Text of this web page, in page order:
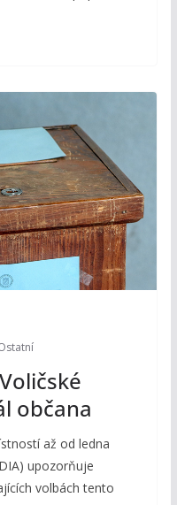
občana
až od ledna
upozorňuje
volbách tento